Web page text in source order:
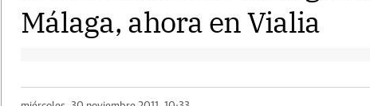
Málaga, ahora en Vialia